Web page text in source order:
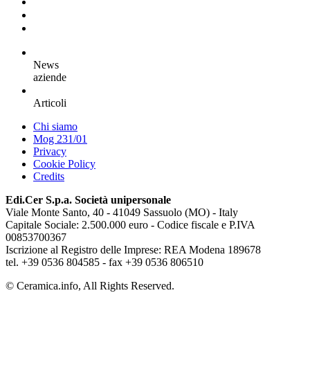
News
aziende
Articoli
Chi siamo
Mog 231/01
Privacy
Cookie Policy
Credits
Edi.Cer S.p.a. Società unipersonale
Viale Monte Santo, 40 - 41049 Sassuolo (MO) - Italy
Capitale Sociale: 2.500.000 euro - Codice fiscale e P.IVA
00853700367
Iscrizione al Registro delle Imprese: REA Modena 189678
tel. +39 0536 804585 - fax +39 0536 806510
© Ceramica.info, All Rights Reserved.